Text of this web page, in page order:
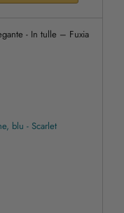
- In tulle – Fuxia
blu - Scarlet